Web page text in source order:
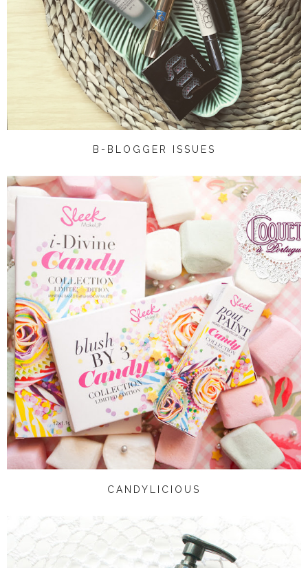
B-BLOGGER ISSUES
CANDYLICIOUS